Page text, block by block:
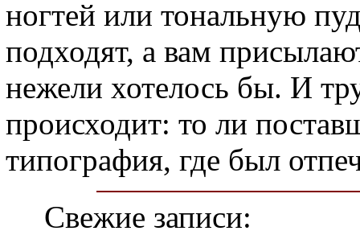
ногтей или тональную
подходят, а вам
нежели хотелось бы. И
происходит: то ли
типография, где был
Свежие записи: